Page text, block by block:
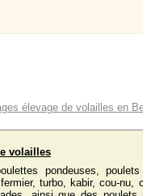
élevage de volailles en
volailles
pondeuses,
turbo, kabir, cou-nu,